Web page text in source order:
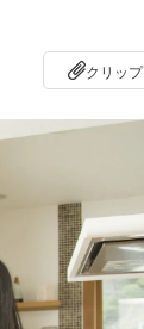
クリップ